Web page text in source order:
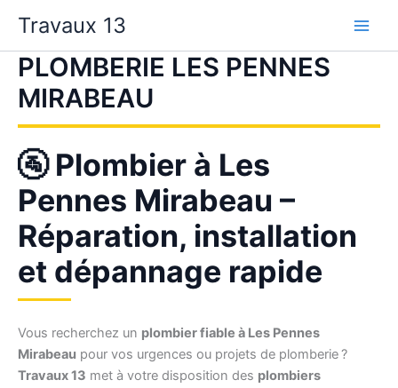
contenu
Travaux 13
PLOMBERIE LES PENNES
MIRABEAU
🚰 Plombier à Les
Pennes Mirabeau –
Réparation, installation
et dépannage rapide
Vous recherchez un plombier fiable à Les Pennes
Mirabeau pour vos urgences ou projets de plomberie ?
Travaux 13 met à votre disposition des plombiers